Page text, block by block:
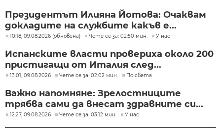
Президентът Илияна Йотова: Очаквам
докладите на службите какъв е...
10:18, 09.08.2026 (обновена) Чете се за: 02:50 мин. У нас
Испанските власти провериха около 200
пристигащи от Италия след...
13:01, 09.08.2026 Чете се за: 02:02 мин. По света
Важно напомняне: Зрелостниците
трябва сами да внесат здравните си...
12:27, 09.08.2026 Чете се за: 03:12 мин. У нас